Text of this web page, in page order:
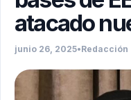
atacado
junio 26, 2025•Redacción